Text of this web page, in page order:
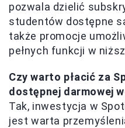
pozwala dzielić
studentów dostępne
także promocje
pełnych funkcji w
Czy warto płacić za
dostępnej darmowej
Tak, inwestycja w
jest warta